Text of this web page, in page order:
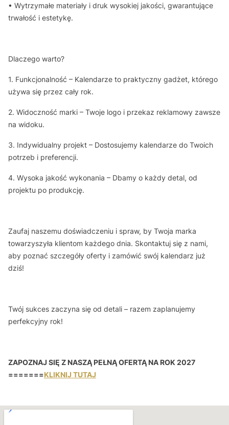
• Wytrzymałe materiały i druk wysokiej jakości, gwarantujące
trwałość i estetykę.
Dlaczego warto?
1. Funkcjonalność – Kalendarze to praktyczny gadżet, którego
używa się przez cały rok.
2. Widoczność marki – Twoje logo i przekaz reklamowy zawsze
na widoku.
3. Indywidualny projekt – Dostosujemy kalendarze do Twoich
potrzeb i preferencji.
4. Wysoka jakość wykonania – Dbamy o każdy detal, od
projektu po produkcję.
Zaufaj naszemu doświadczeniu i spraw, by Twoja marka
towarzyszyła klientom każdego dnia. Skontaktuj się z nami,
aby poznać szczegóły oferty i zamówić swój kalendarz już
dziś!
Twój sukces zaczyna się od detali – razem zaplanujemy
perfekcyjny rok!
ZAPOZNAJ SIĘ Z NASZĄ PEŁNĄ OFERTĄ NA ROK 2027
=======KLIKNIJ TUTAJ